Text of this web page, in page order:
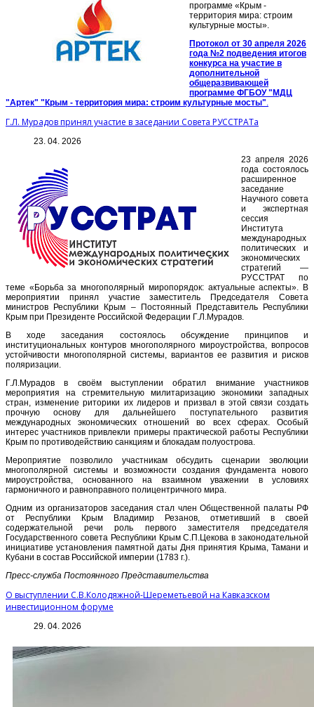
программе «Крым -
территория мира: строим
культурные мосты».
Протокол от 30 апреля 2026
года №2 подведения итогов
конкурса на участие в
дополнительной
общеразвивающей
программе ФГБОУ "МДЦ
"Артек" "Крым - территория мира: строим культурные мосты".
Г.Л. Мурадов принял участие в заседании Совета РУССТРАТа
23. 04. 2026
23 апреля 2026
года состоялось
расширенное
заседание
Научного совета
и экспертная
сессия
Института
международных
политических и
экономических
стратегий —
РУССТРАТ по
теме «Борьба за многополярный миропорядок: актуальные аспекты». В
мероприятии принял участие заместитель Председателя Совета
министров Республики Крым – Постоянный Представитель Республики
Крым при Президенте Российской Федерации Г.Л.Мурадов.
В ходе заседания состоялось обсуждение принципов и
институциональных контуров многополярного мироустройства, вопросов
устойчивости многополярной системы, вариантов ее развития и рисков
поляризации.
Г.Л.Мурадов в своём выступлении обратил внимание участников
мероприятия на стремительную милитаризацию экономики западных
стран, изменение риторики их лидеров и призвал в этой связи создать
прочную основу для дальнейшего поступательного развития
международных экономических отношений во всех сферах. Особый
интерес участников привлекли примеры практической работы Республики
Крым по противодействию санкциям и блокадам полуострова.
Мероприятие позволило участникам обсудить сценарии эволюции
многополярной системы и возможности создания фундамента нового
мироустройства, основанного на взаимном уважении в условиях
гармоничного и равноправного полицентричного мира.
Одним из организаторов заседания стал член Общественной палаты РФ
от Республики Крым Владимир Резанов, отметивший в своей
содержательной речи роль первого заместителя председателя
Государственного совета Республики Крым С.П.Цекова в законодательной
инициативе установления памятной даты Дня принятия Крыма, Тамани и
Кубани в состав Российской империи (1783 г.).
Пресс-служба Постоянного Представительства
О выступлении С.В.Колодяжной-Шереметьевой на Кавказском
инвестиционном форуме
29. 04. 2026